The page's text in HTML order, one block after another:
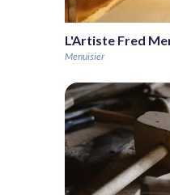
L'Artiste Fred
Menuisier